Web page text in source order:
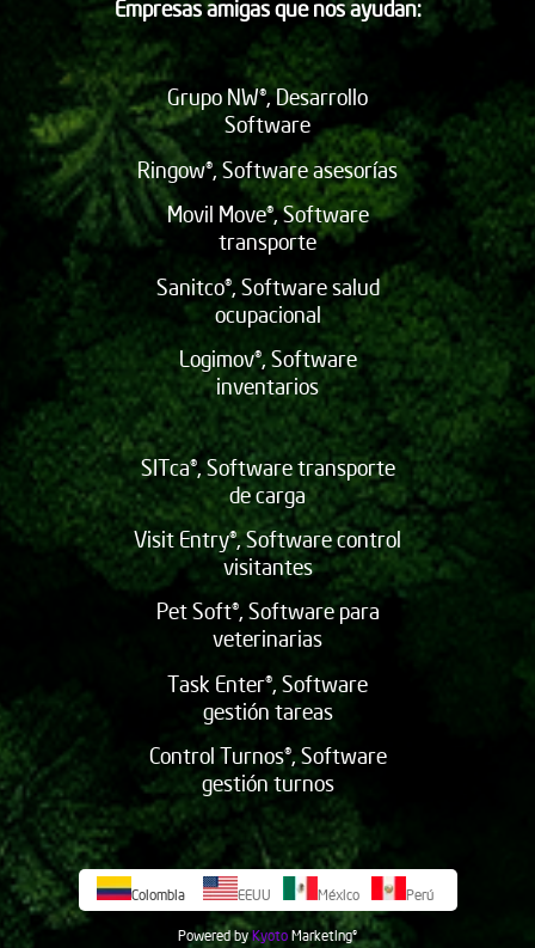
Empresas amigas que nos ayudan:
Grupo NW®, Desarrollo
Software
Ringow®, Software asesorías
Movil Move®, Software
transporte
Sanitco®, Software salud
ocupacional
Logimov®, Software
inventarios
SITca®, Software transporte
de carga
Visit Entry®, Software control
visitantes
Pet Soft®, Software para
veterinarias
Task Enter®, Software
gestión tareas
Control Turnos®, Software
gestión turnos
Colombia EEUU México Perú
Powered by KyotoMarketing©